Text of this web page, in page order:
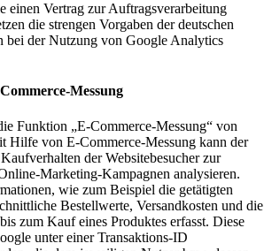
einen Vertrag zur Auftragsverarbeitung
die strengen Vorgaben der deutschen
bei der Nutzung von Google Analytics
Messung
Funktion „E-Commerce-Messung“ von
Hilfe von E-Commerce-Messung kann der
der Websitebesucher zur
Marketing-Kampagnen analysieren.
wie zum Beispiel die getätigten
Bestellwerte, Versandkosten und die
zum Kauf eines Produktes erfasst. Diese
unter einer Transaktions-ID